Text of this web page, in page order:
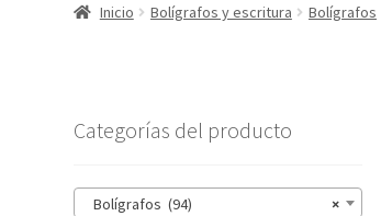
Inicio Bolígrafos y escritura Bolígrafos
Categorías del producto
×
Bolígrafos (94)